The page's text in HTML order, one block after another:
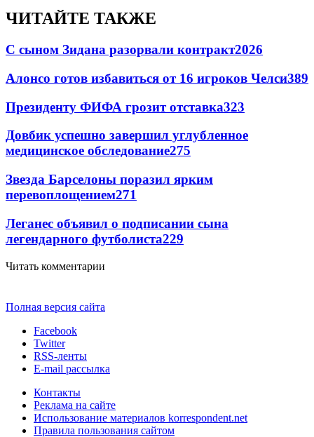
ЧИТАЙТЕ ТАКЖЕ
С сыном Зидана разорвали контракт2026
Алонсо готов избавиться от 16 игроков Челси389
Президенту ФИФА грозит отставка323
Довбик успешно завершил углубленное
медицинское обследование275
Звезда Барселоны поразил ярким
перевоплощением271
Леганес объявил о подписании сына
легендарного футболиста229
Читать комментарии
Полная версия сайта
Facebook
Twitter
RSS-ленты
E-mail рассылка
Контакты
Реклама на сайте
Использование материалов korrespondent.net
Правила пользования сайтом